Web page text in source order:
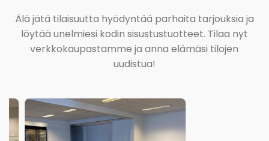
Älä jätä tilaisuutta hyödyntää parhaita tarjouksia ja
löytää unelmiesi kodin sisustustuotteet. Tilaa nyt
verkkokaupastamme ja anna elämäsi tilojen
uudistua!